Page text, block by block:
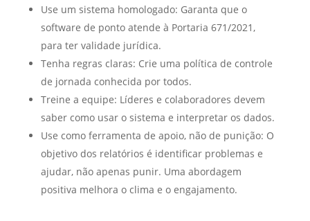
Use um sistema homologado: Garanta que o
software de ponto atende à Portaria 671/2021,
para ter validade jurídica.
Tenha regras claras: Crie uma política de controle
de jornada conhecida por todos.
Treine a equipe: Líderes e colaboradores devem
saber como usar o sistema e interpretar os dados.
Use como ferramenta de apoio, não de punição: O
objetivo dos relatórios é identificar problemas e
ajudar, não apenas punir. Uma abordagem
positiva melhora o clima e o engajamento.